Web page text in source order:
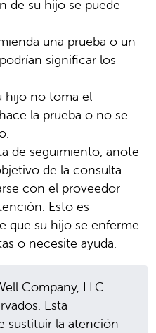
de su hijo se puede
una prueba o un
significar los
hijo no toma el
la prueba o no se
de seguimiento, anote
de la consulta.
con el proveedor
Esto es
que su hijo se enferme
o necesite ayuda.
Company, LLC.
Esta
sustituir la atención